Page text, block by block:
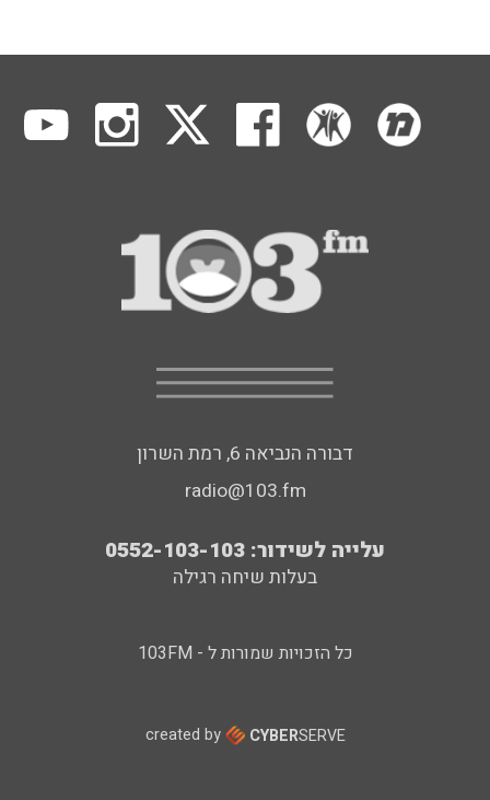
דבורה הנביאה 6, רמת השרון
radio@103.fm
עלייה לשידור: 0552-103-103
בעלות שיחה רגילה
כל הזכויות שמורות ל - 103FM
created by CYBERSERVE